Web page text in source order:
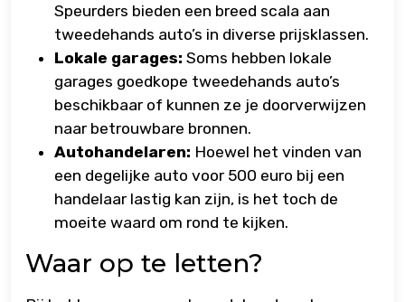
Speurders bieden een breed scala aan
tweedehands auto’s in diverse prijsklassen.
Lokale garages: Soms hebben lokale
garages goedkope tweedehands auto’s
beschikbaar of kunnen ze je doorverwijzen
naar betrouwbare bronnen.
Autohandelaren: Hoewel het vinden van
een degelijke auto voor 500 euro bij een
handelaar lastig kan zijn, is het toch de
moeite waard om rond te kijken.
Waar op te letten?